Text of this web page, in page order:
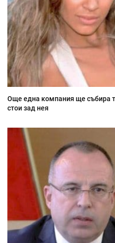
Още една компания ще събира
стои зад нея